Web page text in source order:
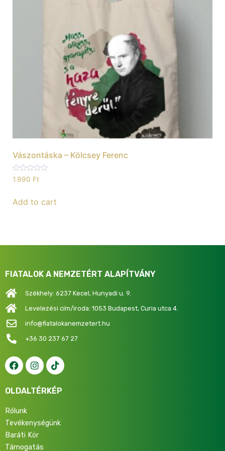
Vászontáska – Kölcsey Ferenc
Rated
0
5
1.990 Ft
Add to cart
FIATALOK A NEMZETÉRT ALAPÍTVÁNY
Székhely: 6237 Kecel, Hunyadi u. 9.
Levelezési cím/iroda: 1053 Budapest, Curia utca 4.
info@fiatalokanemzetert.hu
+36 30 237 67 27
OLDALTÉRKÉP
Rólunk
Tevékenységünk
Baráti Kör
Támogatás